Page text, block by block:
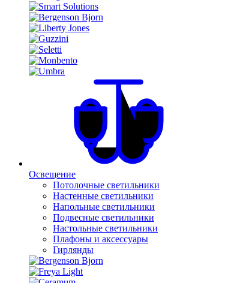
Освещение
Потолочные светильники
Настенные светильники
Напольные светильники
Подвесные светильники
Настольные светильники
Плафоны и аксессуары
Гирлянды